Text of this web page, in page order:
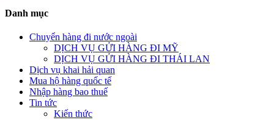
Danh mục
Chuyển hàng đi nước ngoài
DỊCH VỤ GỬI HÀNG ĐI MỸ
DỊCH VỤ GỬI HÀNG ĐI THÁI LAN
Dịch vụ khai hải quan
Mua hộ hàng quốc tế
Nhập hàng bao thuế
Tin tức
Kiến thức